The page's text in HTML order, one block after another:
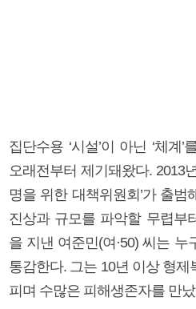
집단수용 ‘시설’이 아닌 ‘체계
오래전부터 제기돼왔다. 2013
명을 위한 대책위원회’가 출
진상과 규모를 파악할 무렵부
을 지낸 여준민(여·50) 씨는
통감한다. 그는 10년 이상 형
피며 수많은 피해생존자를 만